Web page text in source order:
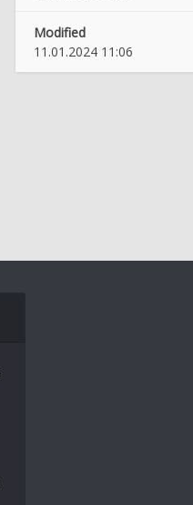
Modified
11.01.2024 11:06